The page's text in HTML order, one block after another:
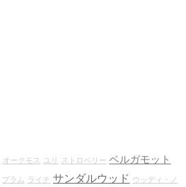
オークモス ユリ ストロベリー ベルガモット
プラム ライチ サンダルウッド
ウッディ・ノ